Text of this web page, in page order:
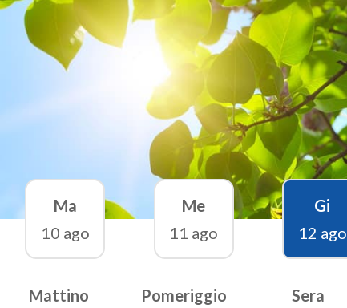
Ma
10 ago
Me
11 ago
Gi
12 ago
Mattino Pomeriggio Sera